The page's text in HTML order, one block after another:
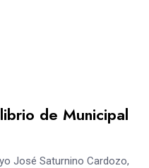
de Municipal
José Saturnino Cardozo,